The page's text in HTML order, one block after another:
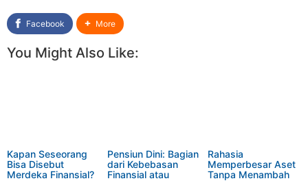
Facebook More
You Might Also Like:
Kapan Seseorang
Bisa Disebut
Merdeka Finansial?
Pensiun Dini: Bagian
dari Kebebasan
Finansial atau
Rahasia
Memperbesar Aset
Tanpa Menambah